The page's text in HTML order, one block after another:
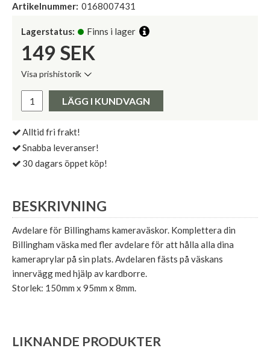
Artikelnummer: 0168007431
Lagerstatus: Finns i lager
149 SEK
Visa prishistorik
Pris:
LÄGG I KUNDVAGN
Alltid fri frakt!
Snabba leveranser!
30 dagars öppet köp!
BESKRIVNING
Avdelare för Billinghams kameraväskor. Komplettera din
Billingham väska med fler avdelare för att hålla alla dina
kameraprylar på sin plats. Avdelaren fästs på väskans
innervägg med hjälp av kardborre.
Storlek: 150mm x 95mm x 8mm.
LIKNANDE PRODUKTER